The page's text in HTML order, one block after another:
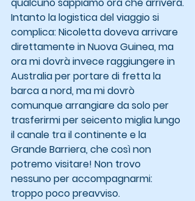
Intanto la logistica del viaggio si
complica: Nicoletta doveva arrivare
direttamente in Nuova Guinea, ma
ora mi dovrà invece raggiungere in
Australia per portare di fretta la
barca a nord, ma mi dovrò
comunque arrangiare da solo per
trasferirmi per seicento miglia lungo
il canale tra il continente e la
Grande Barriera, che così non
potremo visitare! Non trovo
nessuno per accompagnarmi:
troppo poco preavviso.